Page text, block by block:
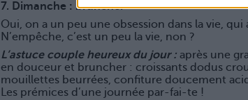
7. Dimanche : bruncher
Oui, on a un peu une obsession dans la vie,
N’empêche, c’est un peu la vie, non ?
L’astuce couple heureux du jour : après une
en douceur et bruncher : croissants dodus
mouillettes beurrées, confiture doucement
Les prémices d’une journée par-fai-te !